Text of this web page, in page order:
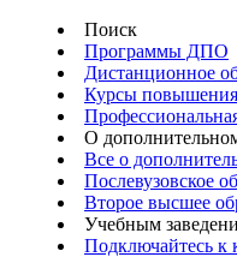
Поиск
Программы ДПО
Дистанционное
Курсы
О
Все о
Послевузовское
Второе высшее
Учебным
Подключайтесь к